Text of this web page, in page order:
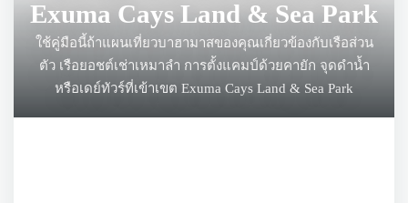
Exuma Cays Land & Sea Park
ใช้คู่มือนี้ถ้าแผนเที่ยวบาฮามาสของคุณเกี่ยวข้องกับเรือส่วน
ตัว เรือยอชต์เช่าเหมาลำ การตั้งแคมป์ด้วยคายัก จุดดำน้ำ
หรือเดย์ทัวร์ที่เข้าเขต Exuma Cays Land & Sea Park